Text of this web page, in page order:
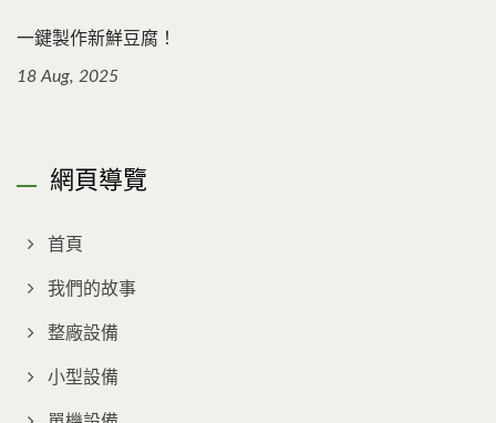
一鍵製作新鮮豆腐！
18 Aug, 2025
網頁導覽
首頁
我們的故事
整廠設備
小型設備